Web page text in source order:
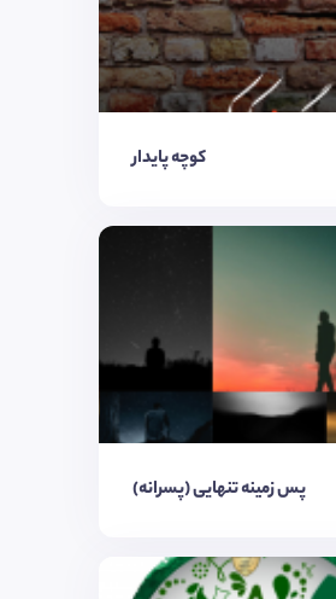
کوچه پایدار
پس زمینه تنهایی (پسرانه)